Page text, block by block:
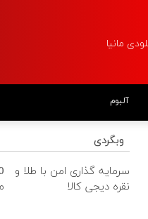
آلبوم
وبگردی
سرمایه گذاری امن با طلا و
نقره دیجی کالا